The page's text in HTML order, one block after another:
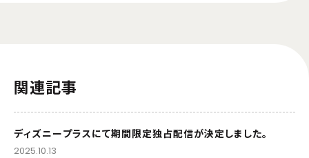
関連記事
ディズニープラスにて期間限定独占配信が決定しました。
2025.10.13